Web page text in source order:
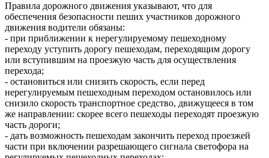
Правила дорожного движения указывают, что для
обеспечения безопасности пеших участников дорожного
движения водители обязаны:
- при приближении к нерегулируемому пешеходному
переходу уступить дорогу пешеходам, переходящим дорогу
или вступившим на проезжую часть для осуществления
перехода;
- остановиться или снизить скорость, если перед
нерегулируемым пешеходным переходом остановилось или
снизило скорость транспортное средство, движущееся в том
же направлении: скорее всего пешеходы переходят проезжую
часть дороги;
- дать возможность пешеходам закончить переход проезжей
части при включении разрешающего сигнала светофора на